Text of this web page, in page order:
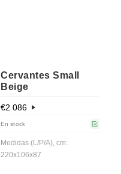
Cervantes Small
Beige
€2 086
En stock
Medidas (L/P/A), cm:
220x106x87